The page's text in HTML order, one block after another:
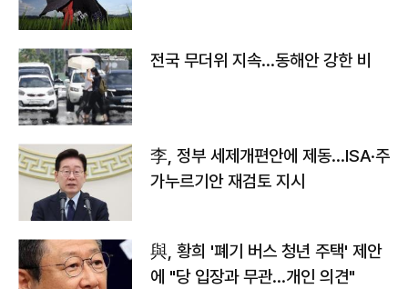
전국 무더위 지속…동해안 강한 비
李, 정부 세제개편안에 제동…ISA·주
가누르기안 재검토 지시
與, 황희 '폐기 버스 청년 주택' 제안
에 "당 입장과 무관…개인 의견"